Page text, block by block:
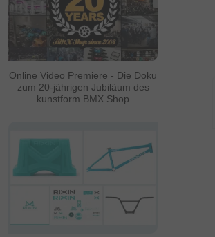
Online Video Premiere - Die Doku
zum 20-jährigen Jubiläum des
kunstform BMX Shop